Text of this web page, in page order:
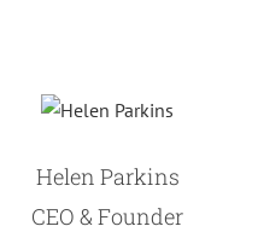
Helen Parkins
CEO & Founder